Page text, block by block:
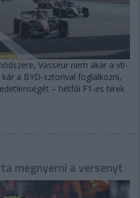
Vasseur nem akar a vb-
a BYD-sztorival foglalkozni,
– hétfői F1-es hírek
megnyerni a versenyt